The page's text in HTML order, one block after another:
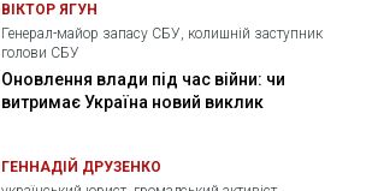
ВІКТОР ЯГУН
Генерал-майор запасу СБУ, колишній заступник
голови СБУ
Оновлення влади під час війни: чи
витримає Україна новий виклик
ГЕННАДІЙ ДРУЗЕНКО